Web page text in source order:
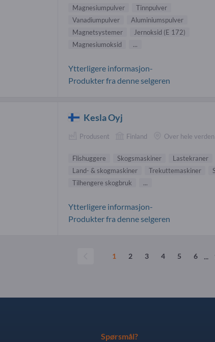
Magnesiumpulver
Tinnpulver
Vanadiumpulver
Aluminiumspulver
Magnetsystemer
Jernoksid (E 172)
Magnesiumoksid
...
Ytterligere informasjon-
Produkter fra denne selgeren
Kesla Oyj
Produsent Finland Over hele verden
Flishuggere Skogsmaskiner Lastekraner
Land- & skogmaskiner
Trekuttemaskiner
Tilhengere skogbruk
...
Ytterligere informasjon-
Produkter fra denne selgeren
1 2 3 4 5 6 ...
Spørsmål?